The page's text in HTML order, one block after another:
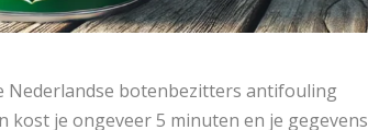
Nederlandse botenbezitters antifouling
je ongeveer 5 minuten en je gegevens